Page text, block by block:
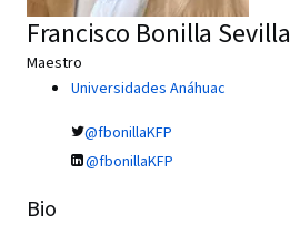
Francisco Bonilla Sevilla
Maestro
Universidades Anáhuac
@fbonillaKFP
@fbonillaKFP
Bio